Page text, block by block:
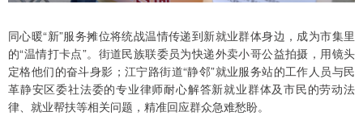
同心暖“新”服务摊位将统战温情传递到新就业群体身边，成为市集里
的“温情打卡点”。街道民族联委员为快递外卖小哥公益拍摄，用镜头
定格他们的奋斗身影；江宁路街道“静邻”就业服务站的工作人员与民
革静安区委社法委的专业律师耐心解答新就业群体及市民的劳动法
律、就业帮扶等相关问题，精准回应群众急难愁盼。